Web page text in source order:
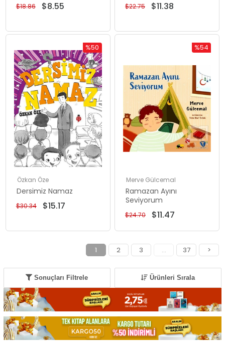
$8.55
$18.86 $11.38
$22.75
Özkan Öze
Dersimiz Namaz
$15.17
$30.34
%50
Rabatt
%50Rabatt
Merve Gülcemal
Ramazan Ayını
Seviyorum
$11.47
$24.70
%54
1 2 3 ... 37 >
Sonuçları Filtrele Ürünleri Sırala